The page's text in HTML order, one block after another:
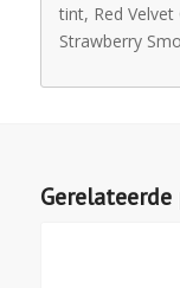
tint, Red
Strawberry